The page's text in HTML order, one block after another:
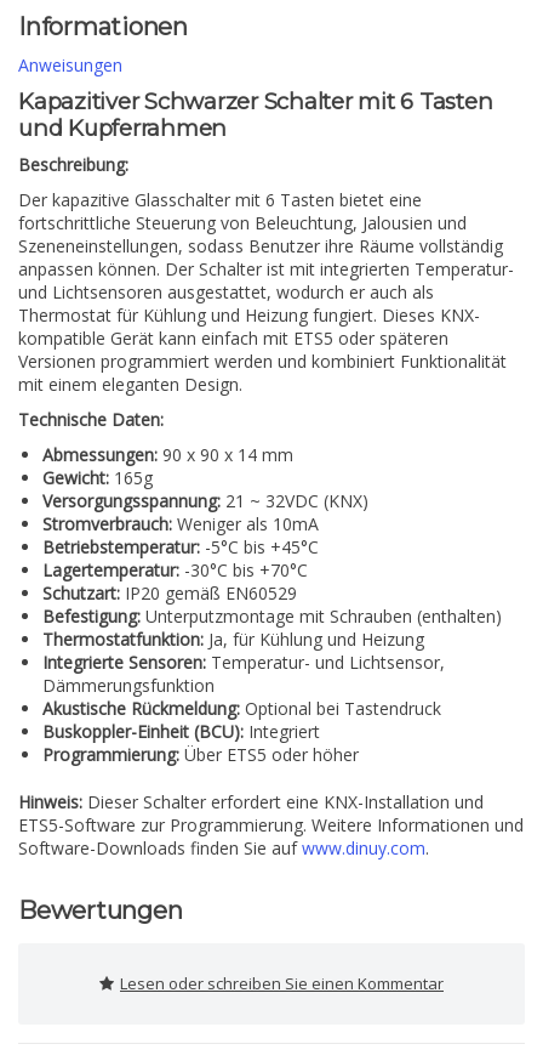
Informationen
Anweisungen
Kapazitiver Schwarzer Schalter mit 6 Tasten
und Kupferrahmen
Beschreibung:
Der kapazitive Glasschalter mit 6 Tasten bietet eine
fortschrittliche Steuerung von Beleuchtung, Jalousien und
Szeneneinstellungen, sodass Benutzer ihre Räume vollständig
anpassen können. Der Schalter ist mit integrierten Temperatur-
und Lichtsensoren ausgestattet, wodurch er auch als
Thermostat für Kühlung und Heizung fungiert. Dieses KNX-
kompatible Gerät kann einfach mit ETS5 oder späteren
Versionen programmiert werden und kombiniert Funktionalität
mit einem eleganten Design.
Technische Daten:
Abmessungen: 90 x 90 x 14 mm
Gewicht: 165g
Versorgungsspannung: 21 ~ 32VDC (KNX)
Stromverbrauch: Weniger als 10mA
Betriebstemperatur: -5°C bis +45°C
Lagertemperatur: -30°C bis +70°C
Schutzart: IP20 gemäß EN60529
Befestigung: Unterputzmontage mit Schrauben (enthalten)
Thermostatfunktion: Ja, für Kühlung und Heizung
Integrierte Sensoren: Temperatur- und Lichtsensor,
Dämmerungsfunktion
Akustische Rückmeldung: Optional bei Tastendruck
Buskoppler-Einheit (BCU): Integriert
Programmierung: Über ETS5 oder höher
Hinweis: Dieser Schalter erfordert eine KNX-Installation und
ETS5-Software zur Programmierung. Weitere Informationen und
Software-Downloads finden Sie aufwww.dinuy.com.
Bewertungen
Lesen oder schreiben Sie einen Kommentar